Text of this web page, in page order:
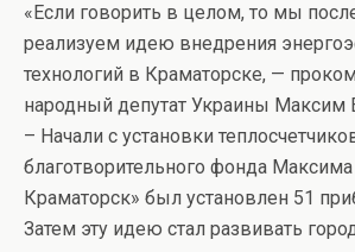
«Если говорить в целом, то мы
реализуем идею внедрения
технологий в Краматорске, —
народный депутат Украины Максим
– Начали с установки
благотворительного фонда
Краматорск» был установлен 51
Затем эту идею стал развивать